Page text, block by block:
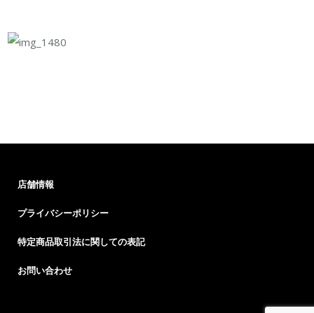
店舗情報
プライバシーポリシー
特定商品取引法に関しての表記
お問い合わせ